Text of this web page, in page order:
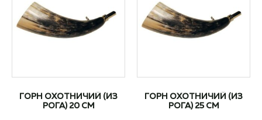
ГОРН ОХОТНИЧИЙ (ИЗ
РОГА) 20 СМ
ГОРН ОХОТНИЧИЙ (ИЗ
РОГА) 25 СМ